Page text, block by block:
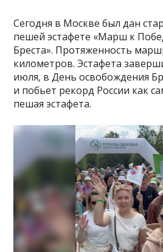
Сегодня в Москве был дан
пешей эстафете «Марш к
Бреста». Протяженность
километров. Эстафета
июля, в День освобождения
и побьет рекорд России как
пешая эстафета.